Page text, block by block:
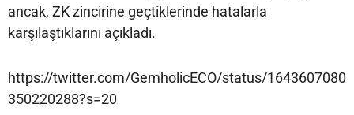
ancak, ZK zincirine geçtiklerinde hatalarla
karşılaştıklarını açıkladı.
https://twitter.com/GemholicECO/status/1643607080
350220288?s=20